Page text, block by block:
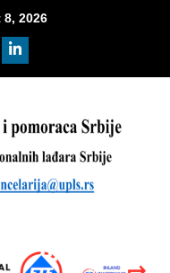
2026
Srbije